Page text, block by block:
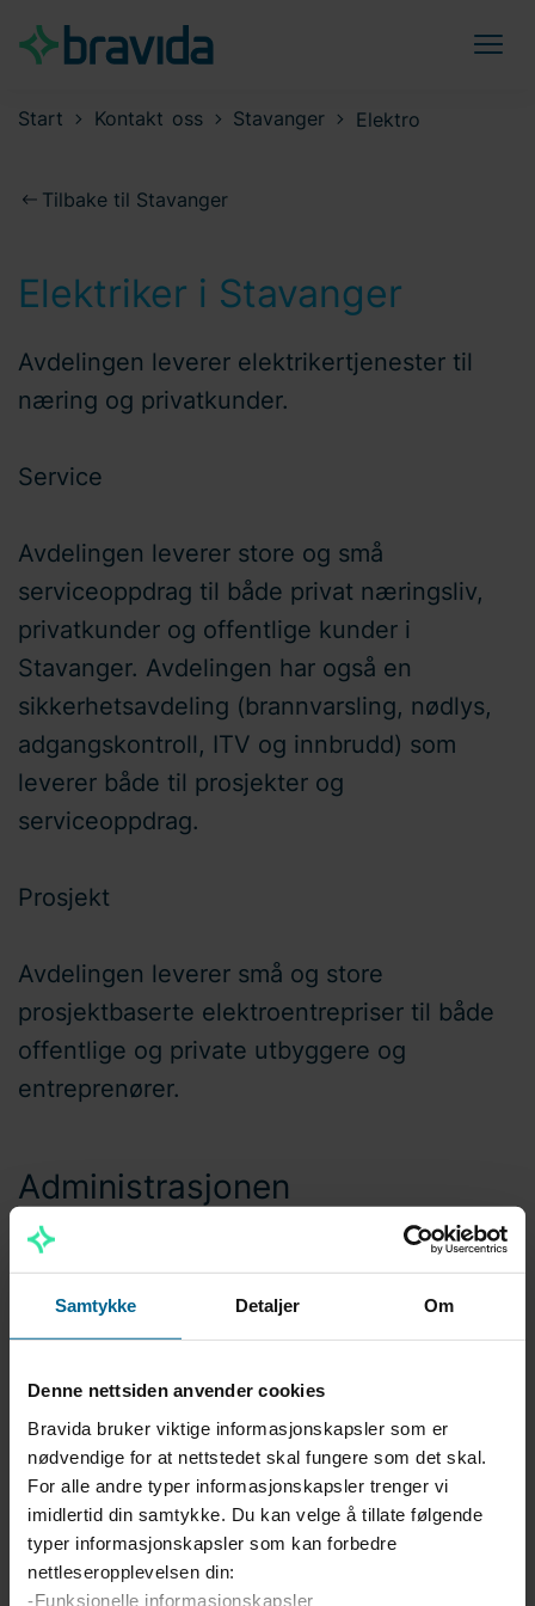
Samtykke Detaljer Om
Denne nettsiden anvender cookies
Bravida bruker viktige informasjonskapsler som er
nødvendige for at nettstedet skal fungere som det skal.
For alle andre typer informasjonskapsler trenger vi
imidlertid din samtykke. Du kan velge å tillate følgende
typer informasjonskapsler som kan forbedre
nettleseropplevelsen din:
-Funksjonelle informasjonskapsler
Start Kontakt oss Stavanger Elektro
Tilbake til Stavanger
Elektriker i Stavanger
Avdelingen leverer elektrikertjenester til
næring og privatkunder.
Service
Avdelingen leverer store og små
serviceoppdrag til både privat næringsliv,
privatkunder og offentlige kunder i
Stavanger. Avdelingen har også en
sikkerhetsavdeling (brannvarsling, nødlys,
adgangskontroll, ITV og innbrudd) som
leverer både til prosjekter og
serviceoppdrag.
Prosjekt
Avdelingen leverer små og store
prosjektbaserte elektroentrepriser til både
offentlige og private utbyggere og
entreprenører.
Administrasjonen
Kolbjørn Bloch-Johnsen
Avdelingssjef - Flerfaglig
kolbjorn.bloch-johnsen@bravida.no
+47 93 08 35 70
Eirik Helgøy
Avdelingssjef - Prosjekt/Samferdsel
eirik.helgoy@bravida.no
+47 97 51 03 29